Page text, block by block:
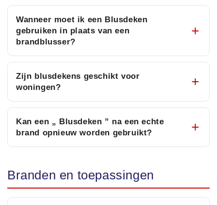
Wanneer moet ik een Blusdeken
gebruiken in plaats van een
brandblusser?
Zijn blusdekens geschikt voor
woningen?
Kan een „ Blusdeken ” na een echte
brand opnieuw worden gebruikt?
Branden en toepassingen